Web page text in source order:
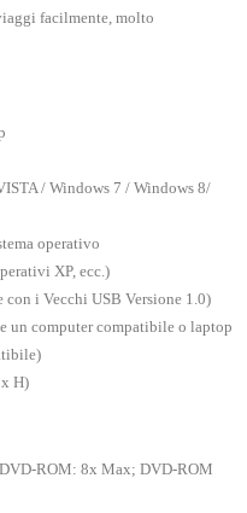
facilmente, molto
/ Windows 7 / Windows 8/
operativo
XP, ecc.)
con i Vecchi USB Versione 1.0)
un computer compatibile o laptop
H)
ROM: 8x Max; DVD-ROM